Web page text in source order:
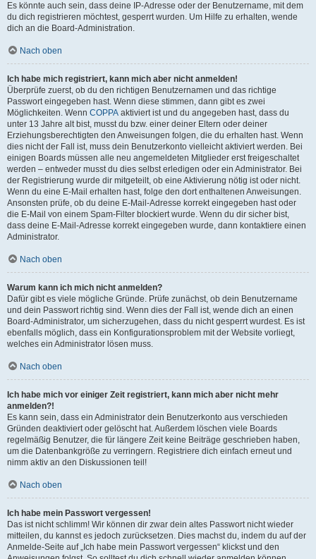
Es könnte auch sein, dass deine IP-Adresse oder der Benutzername, mit dem
du dich registrieren möchtest, gesperrt wurden. Um Hilfe zu erhalten, wende
dich an die Board-Administration.
Nach oben
Ich habe mich registriert, kann mich aber nicht anmelden!
Überprüfe zuerst, ob du den richtigen Benutzernamen und das richtige
Passwort eingegeben hast. Wenn diese stimmen, dann gibt es zwei
Möglichkeiten. Wenn COPPA aktiviert ist und du angegeben hast, dass du
unter 13 Jahre alt bist, musst du bzw. einer deiner Eltern oder deiner
Erziehungsberechtigten den Anweisungen folgen, die du erhalten hast. Wenn
dies nicht der Fall ist, muss dein Benutzerkonto vielleicht aktiviert werden. Bei
einigen Boards müssen alle neu angemeldeten Mitglieder erst freigeschaltet
werden – entweder musst du dies selbst erledigen oder ein Administrator. Bei
der Registrierung wurde dir mitgeteilt, ob eine Aktivierung nötig ist oder nicht.
Wenn du eine E-Mail erhalten hast, folge den dort enthaltenen Anweisungen.
Ansonsten prüfe, ob du deine E-Mail-Adresse korrekt eingegeben hast oder
die E-Mail von einem Spam-Filter blockiert wurde. Wenn du dir sicher bist,
dass deine E-Mail-Adresse korrekt eingegeben wurde, dann kontaktiere einen
Administrator.
Nach oben
Warum kann ich mich nicht anmelden?
Dafür gibt es viele mögliche Gründe. Prüfe zunächst, ob dein Benutzername
und dein Passwort richtig sind. Wenn dies der Fall ist, wende dich an einen
Board-Administrator, um sicherzugehen, dass du nicht gesperrt wurdest. Es ist
ebenfalls möglich, dass ein Konfigurationsproblem mit der Website vorliegt,
welches ein Administrator lösen muss.
Nach oben
Ich habe mich vor einiger Zeit registriert, kann mich aber nicht mehr
anmelden?!
Es kann sein, dass ein Administrator dein Benutzerkonto aus verschieden
Gründen deaktiviert oder gelöscht hat. Außerdem löschen viele Boards
regelmäßig Benutzer, die für längere Zeit keine Beiträge geschrieben haben,
um die Datenbankgröße zu verringern. Registriere dich einfach erneut und
nimm aktiv an den Diskussionen teil!
Nach oben
Ich habe mein Passwort vergessen!
Das ist nicht schlimm! Wir können dir zwar dein altes Passwort nicht wieder
mitteilen, du kannst es jedoch zurücksetzen. Dies machst du, indem du auf der
Anmelde-Seite auf „Ich habe mein Passwort vergessen“ klickst und den